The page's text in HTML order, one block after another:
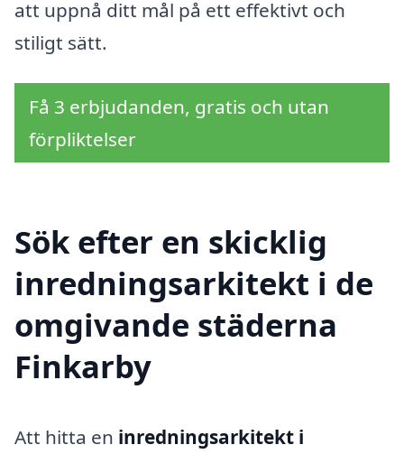
att uppnå ditt mål på ett effektivt och
stiligt sätt.
Få 3 erbjudanden, gratis och utan
förpliktelser
Sök efter en skicklig
inredningsarkitekt i de
omgivande städerna
Finkarby
Att hitta en inredningsarkitekt i